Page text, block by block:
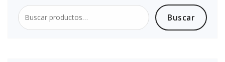
Buscar
por:
Buscar